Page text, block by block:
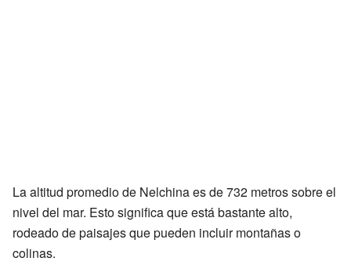
La altitud promedio de Nelchina es de 732 metros sobre el
nivel del mar. Esto significa que está bastante alto,
rodeado de paisajes que pueden incluir montañas o
colinas.